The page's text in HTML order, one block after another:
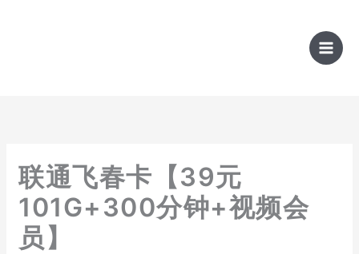
联通飞春卡【39元
101G+300分钟+视频会
员】